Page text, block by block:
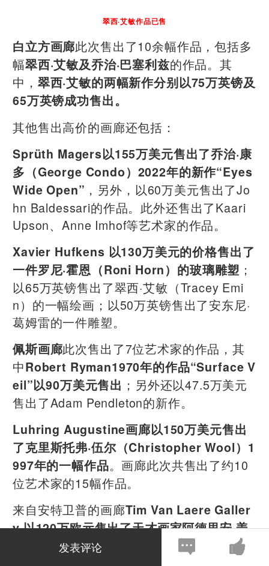
翠西·艾敏作品已售
白立方画廊此次售出了10余幅作品，包括多
幅翠西·艾敏及乔治·巴塞利兹的作品。其
中， 翠西·艾敏的两幅新作分别以75万英镑及
65万英镑成功售出。
其他售出高价的画廊还包括：
Sprüth Magers以155万美元售出了乔治·康
多（George Condo）2022年的新作“Eyes
Wide Open” ，另外，以60万美元售出了Jo
hn Baldessari的作品。此外还售出了Kaari
Upson、Anne Imhof等艺术家的作品。
Xavier Hufkens 以130万美元的价格售出了
一件罗尼·霍恩（Roni Horn）的玻璃雕塑 ；
以65万英镑售出了翠西·艾敏（Tracey Emi
n）的一幅绘画；以50万英镑售出了安东尼·
葛姆雷的一件雕塑。
佩斯画廊此次售出了7位艺术家的作品，其
中Robert Ryman1970年的作品“Surface V
eil”以90万美元售出 ；另外还以47.5万美元
售出了Adam Pendleton的新作。
Luhring Augustine画廊以150万美元售出
了克里斯托弗·伍尔（Christopher Wool）1
997年的一幅作品。画廊此次共售出了约10
位艺术家的15幅作品。
来自安特卫普的画廊Tim Van Laere Galler
y 以120万欧元售出了天才画家阿德里安·盖
尼(Adrian Ghenie)的作品
，这位艺术家197
发表评论